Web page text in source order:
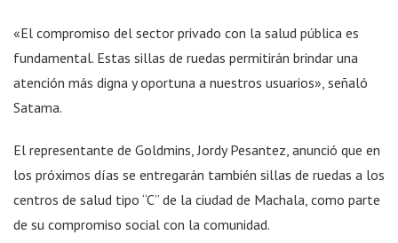
«El compromiso del sector privado con la salud pública es
fundamental. Estas sillas de ruedas permitirán brindar una
atención más digna y oportuna a nuestros usuarios», señaló
Satama.
El representante de Goldmins, Jordy Pesantez, anunció que en
los próximos días se entregarán también sillas de ruedas a los
centros de salud tipo “C” de la ciudad de Machala, como parte
de su compromiso social con la comunidad.